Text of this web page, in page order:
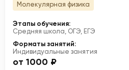
Молекулярная физика
Этапы обучения:
Средняя школа, ОГЭ, ЕГЭ
Форматы занятий:
Индивидуальные занятия
от 1000 ₽